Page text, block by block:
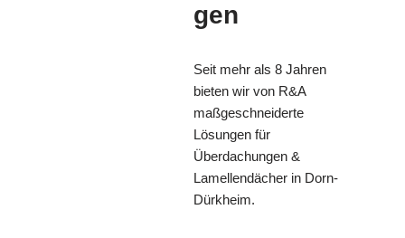
gen
Seit mehr als 8 Jahren
bieten wir von R&A
maßgeschneiderte
Lösungen für
Überdachungen &
Lamellendächer in Dorn-
Dürkheim.